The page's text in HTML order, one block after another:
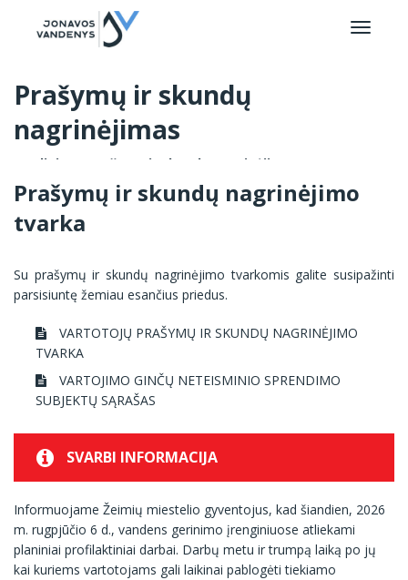
Prašymų ir skundų
nagrinėjimas
Pradinis Prašymų ir skundų nagrinėjimas
Prašymų ir skundų nagrinėjimo
tvarka
Su prašymų ir skundų nagrinėjimo tvarkomis galite susipažinti
parsisiuntę žemiau esančius priedus.
VARTOTOJŲ PRAŠYMŲ IR SKUNDŲ NAGRINĖJIMO
TVARKA
VARTOJIMO GINČŲ NETEISMINIO SPRENDIMO
SUBJEKTŲ SĄRAŠAS
SVARBI INFORMACIJA
Informuojame Žeimių miestelio gyventojus, kad šiandien, 2026
m. rugpjūčio 6 d., vandens gerinimo įrenginiuose atliekami
planiniai profilaktiniai darbai. Darbų metu ir trumpą laiką po jų
kai kuriems vartotojams gali laikinai pablogėti tiekiamo